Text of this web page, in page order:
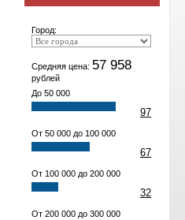
Город:
Средняя цена: 57 958
рублей
До 50 000
97
От 50 000 до 100 000
67
От 100 000 до 200 000
32
От 200 000 до 300 000